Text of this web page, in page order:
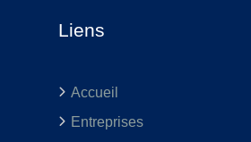
Liens
Accueil
Entreprises